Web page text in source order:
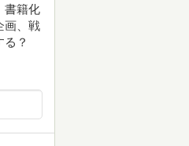
書籍化
画、戦
？